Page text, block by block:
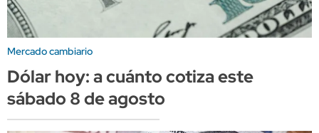
Mercado cambiario
Dólar hoy: a cuánto cotiza este
sábado 8 de agosto